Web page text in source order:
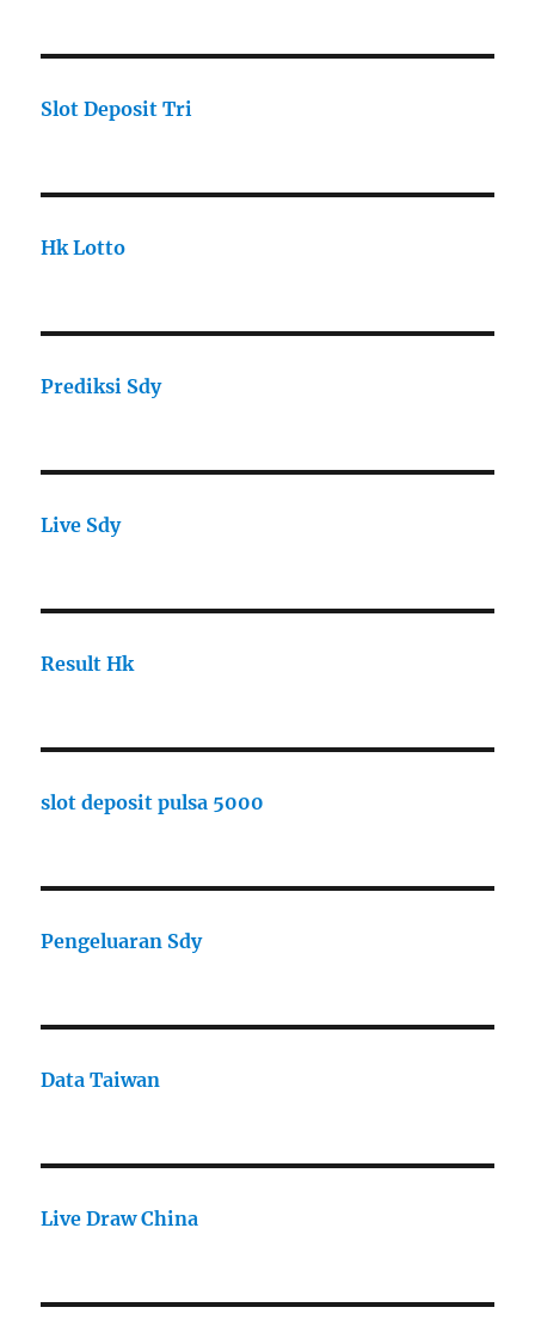
Slot Deposit Tri
Hk Lotto
Prediksi Sdy
Live Sdy
Result Hk
slot deposit pulsa 5000
Pengeluaran Sdy
Data Taiwan
Live Draw China